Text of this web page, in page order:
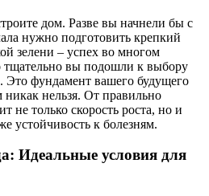
дом. Разве вы начнели бы с
нужно подготовить крепкий
зелени – успех во многом
тщательно вы подошли к выбору
Это фундамент вашего будущего
никак нельзя. От правильно
не только скорость роста, но и
устойчивость к болезням.
Идеальные условия для